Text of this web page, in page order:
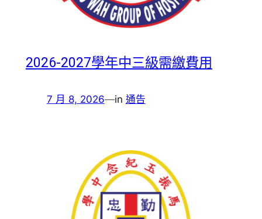
2026-2027學年中三級需繳費用
7 月 8, 2026—in 通告